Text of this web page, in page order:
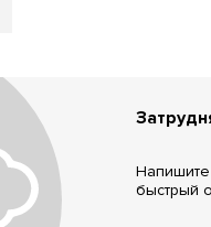
Напишите
быстрый